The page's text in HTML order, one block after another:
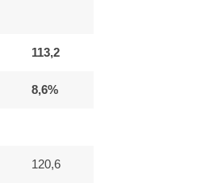
113,2
8,6%
120,6